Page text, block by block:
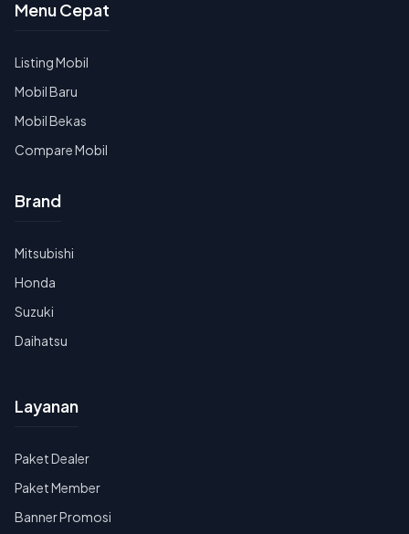
Menu Cepat
Listing Mobil
Mobil Baru
Mobil Bekas
Compare Mobil
Brand
Mitsubishi
Honda
Suzuki
Daihatsu
Layanan
Paket Dealer
Paket Member
Banner Promosi